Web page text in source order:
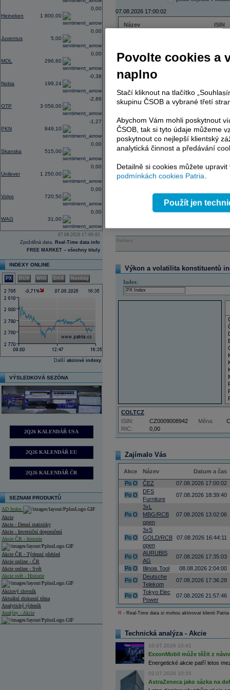
Heineken 1 800,00
0,00
Juventus 5,00
0,00
MOL 296,60
0,00
Nokia 199,24
-0,38
OTP 3 059,00
-2,86
PKN 849,10
-1,27
Skanska 515,00
0,00
Unilever 1 250,00
0,00
Volvo 720,50
0,00
WAG 31,00
0,00
07.08.2026 17:00:02
Zpožděná data, Real-Time data info
FREE MARKET – všechny tituly
INDEXY ONLINE
PX BUX WIG DAX Nasdaq
Další akciové indexy
VÝSLEDKOVÁ SEZÓNA
2Q26 KALENDÁŘ USA
2Q26 KALENDÁŘ EU
2Q26 KALENDÁŘ ČR
SEZNAM PRODUKTŮ
AD Index
Akcie
Akcie - Denní statistiky
Akcie - Investiční doporučení
Akcie ČR - historie
Akcie ČR - Týdenní přehled
Akcie online - ČR
Akcie online - Svět
Akcie svět - Historie
Akciový slovník
Aktuální diskusní téma
Analytický týdeník
Analýzy - Akcie
07.08.2026 17:00:02
Název
ISIN
ERSTE BANK
TMR
AD index - vývoj
Region
Reklama
Výkon a volatilita konstituentů
Index:
COLTCZ
RIC: 0,00
ISIN: CZ0009008942 Měna:
Zajímalo Vás
Akce Název
Datum a čas
Po O ČEZ
07.08.2026 17:00:02
Po O
DFS
Furniture
07.08.2026 18:39:40
Po O
3xL
MBG/RCB
open
07.08.2026 13:02:06
Po O
3xS
GOLD/RCB
open
07.08.2026 16:44:11
Po O
AURUBIS
AG
07.08.2026 17:35:03
Po O Illinois Tool
08.08.2026 2:04:00
Po O
Deutsche
Telekom
07.08.2026 17:36:28
Po O
Tokyo Elec
Power
07.08.2026 21:57:46
R - Real-Time data si mohou aktivovat klienti
Technická analýza - Akcie
10.07.2026 10:41
ExxonMobil může těžit z
Energetické akcie patří letos
02.07.2026 10:55
AstraZeneca jako sázka na
Povolte cookies a
naplno
Stačí kliknout na tlačítko
skupinu ČSOB a vybrané třetí
Abychom Vám mohli poskytnout
ČSOB, tak si tyto údaje můžeme
poskytnout co nejlepší klientský
analytická činnost a předávání
Detailně si cookies můžete
podmínkách cookies Patria.
Použít jen